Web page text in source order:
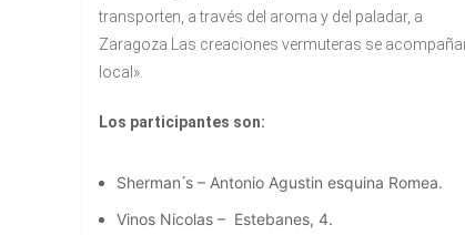
transporten, a través del aroma y del paladar, a
Zaragoza Las creaciones vermuteras se
local».
Los participantes son:
Sherman ́s – Antonio Agustin esquina Romea.
Vinos Nicolas – Estebanes, 4.